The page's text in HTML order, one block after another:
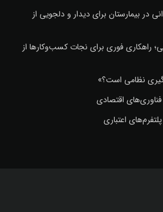
در بیمارستان برای دیدار و دلجویی از
راهکاری فوری برای نجات کسب‌وکارها از
نظامی است؟»
اقتصادی
اعتباری